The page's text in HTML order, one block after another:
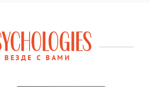
ВЕЗДЕ С ВАМИ